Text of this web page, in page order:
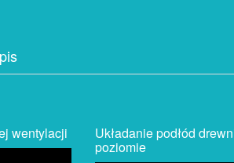
wentylacji Układanie podłód
poziomie